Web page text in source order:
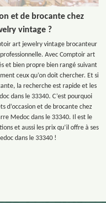
et de brocante chez
vintage ?
art jewelry vintage brocanteur
Avec Comptoir art
et bien propre bien rangé suivant
ceux qu’on doit chercher. Et si
la recherche est rapide et les
dans le 33340. C’est pourquoi
d’occasion et de brocante chez
Medoc dans le 33340. Il est le
et aussi les prix qu’il offre à ses
dans le 33340 !